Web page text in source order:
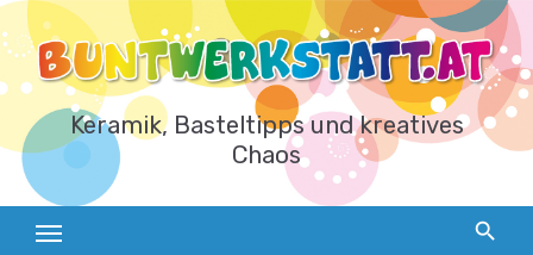
Zum
Inhalt
springen
Keramik, Basteltipps und kreatives
Chaos